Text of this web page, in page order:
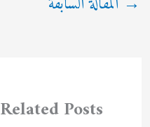
Related Posts